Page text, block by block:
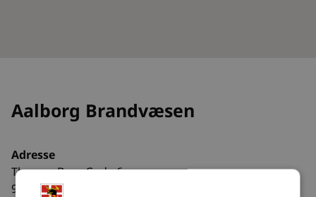
Aalborg Brandvæsen
Adresse
Thomas Boss Gade 6
9000 Aalborg